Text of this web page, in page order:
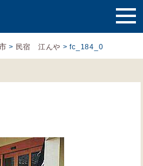
> 民宿 江んや >fc_184_0